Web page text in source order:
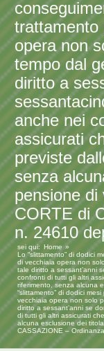
trattamento
opera non
tempo dal
diritto a
anche nei
assicurati
previste
senza
pensione di
CORTE di
n. 24610
sei qui:
Home
Lo “slittamento” di dodici
di vecchiaia opera non
tale diritto a sessant’anni
confronti di tutti gli altri
riferimento, senza alcuna
“slittamento” di dodici
vecchiaia opera non solo
diritto a sessant’anni se
di tutti gli altri assicurati
alcuna esclusione dei
CASSAZIONE –